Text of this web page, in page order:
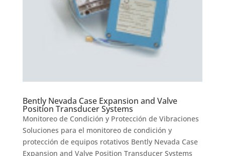
Bently Nevada Case Expansion and Valve
Position Transducer Systems
Monitoreo de Condición y Protección de Vibraciones
Soluciones para el monitoreo de condición y
protección de equipos rotativos Bently Nevada Case
Expansion and Valve Position Transducer Systems